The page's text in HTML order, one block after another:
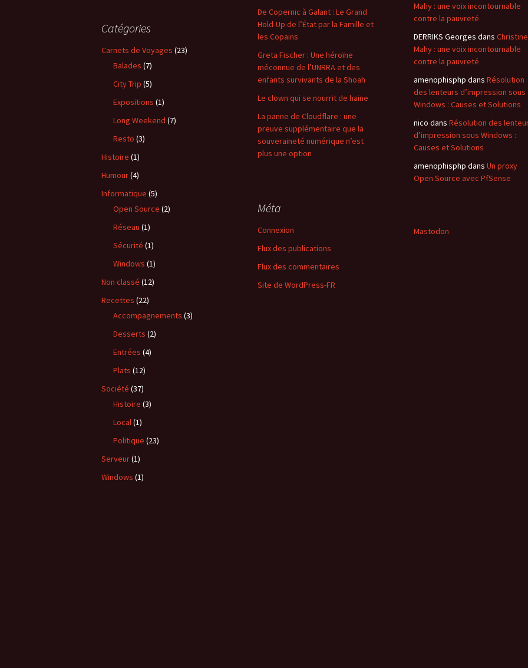
De Copernic à Galant : Le Grand
Hold-Up de l’État par la Famille et
les Copains
Greta Fischer : Une héroïne
méconnue de l’UNRRA et des
enfants survivants de la Shoah
Le clown qui se nourrit de haine
La panne de Cloudflare : une
preuve supplémentaire que la
souveraineté numérique n’est
plus une option
Mahy : une voix incontournable
contre la pauvreté
DERRIKS Georges dans Christine
Mahy : une voix incontournable
contre la pauvreté
amenophisphp dans Résolution
des lenteurs d’impression sous
Windows : Causes et Solutions
nico dans Résolution des
d’impression sous Windows :
Causes et Solutions
amenophisphp dans Un proxy
Open Source avec PfSense
Catégories
Carnets de Voyages (23)
Balades (7)
City Trip (5)
Expositions (1)
Long Weekend (7)
Resto (3)
Histoire (1)
Humour(4)
Informatique (5)
Open Source (2)
Réseau (1)
Sécurité (1)
Windows (1)
Non classé (12)
Recettes (22)
Accompagnements (3)
Desserts (2)
Entrées (4)
Plats (12)
Société (37)
Histoire (3)
Local(1)
Politique (23)
Serveur(1)
Windows (1)
Méta
Connexion
Flux des publications
Flux des commentaires
Site de WordPress-FR
Mastodon